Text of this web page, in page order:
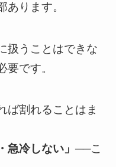
ります。
扱うことはできな
要です。
ば割れることはま
急冷しない」 ──こ